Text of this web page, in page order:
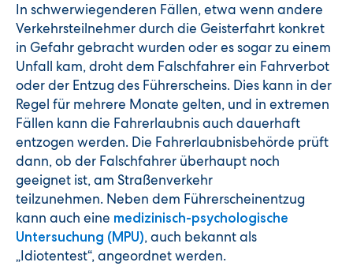
In schwerwiegenderen Fällen, etwa wenn andere
Verkehrsteilnehmer durch die Geisterfahrt konkret
in Gefahr gebracht wurden oder es sogar zu einem
Unfall kam, droht dem Falschfahrer ein Fahrverbot
oder der Entzug des Führerscheins. Dies kann in der
Regel für mehrere Monate gelten, und in extremen
Fällen kann die Fahrerlaubnis auch dauerhaft
entzogen werden. Die Fahrerlaubnisbehörde prüft
dann, ob der Falschfahrer überhaupt noch
geeignet ist, am Straßenverkehr
teilzunehmen. Neben dem Führerscheinentzug
kann auch eine medizinisch-psychologische
Untersuchung (MPU), auch bekannt als
„Idiotentest“, angeordnet werden.